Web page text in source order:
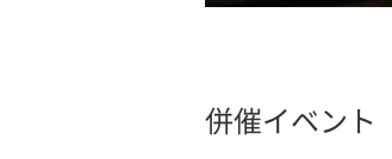
併催イベント